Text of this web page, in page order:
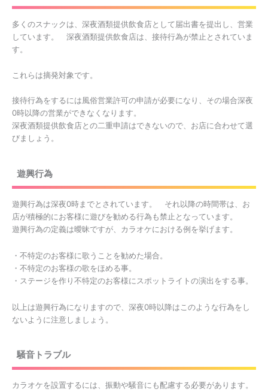
多くのスナックは、深夜酒類提供飲食店として届出書を提出し、営業
しています。 深夜酒類提供飲食店は、接待行為が禁止とされていま
す。
これらは摘発対象です。
接待行為をするには風俗営業許可の申請が必要になり、その場合深夜
0時以降の営業ができなくなります。
深夜酒類提供飲食店との二重申請はできないので、お店に合わせて選
びましょう。
遊興行為
遊興行為は深夜0時までとされています。 それ以降の時間帯は、お
店が積極的にお客様に遊びを勧める行為も禁止となっています。
遊興行為の定義は曖昧ですが、カラオケにおける例を挙げます。
・不特定のお客様に歌うことを勧めた場合。
・不特定のお客様の歌をほめる事。
・ステージを作り不特定のお客様にスポットライトの演出をする事。
以上は遊興行為になりますので、深夜0時以降はこのような行為をし
ないように注意しましょう。
騒音トラブル
カラオケを設置するには、振動や騒音にも配慮する必要があります。